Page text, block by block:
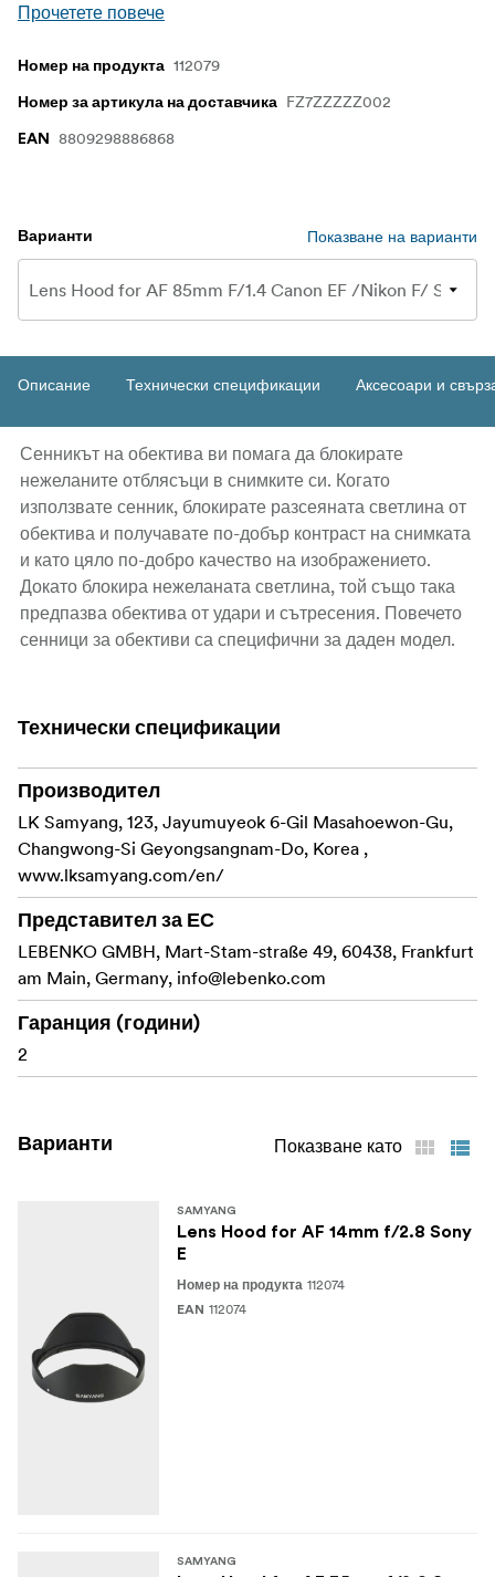
Прочетете повече
Номер на продукта 112079
Номер за артикула на доставчика FZ7ZZZZZ002
EAN 8809298886868
Варианти Показване на варианти
Описание Технически спецификации Аксесоари и
Сенникът на обектива ви помага да блокирате
нежеланите отблясъци в снимките си. Когато
използвате сенник, блокирате разсеяната светлина от
обектива и получавате по-добър контраст на снимката
и като цяло по-добро качество на изображението.
Докато блокира нежеланата светлина, той също така
предпазва обектива от удари и сътресения. Повечето
сенници за обективи са специфични за даден модел.
Технически спецификации
Производител
LK Samyang, 123, Jayumuyeok 6-Gil Masahoewon-Gu,
Changwong-Si Geyongsangnam-Do, Korea ,
www.lksamyang.com/en/
Представител за ЕС
LEBENKO GMBH, Mart-Stam-straße 49, 60438, Frankfurt
am Main, Germany, info@lebenko.com
Гаранция (години)
2
Варианти Показване като
SAMYANG
Lens Hood for AF 14mm f/2.8 Sony
E
Номер на продукта 112074
EAN 112074
SAMYANG